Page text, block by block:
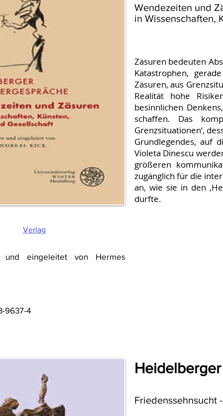
Wendezeiten und
in Wissenschaften,
Zäsuren bedeuten
Katastrophen,
Zäsuren, aus
Realität hohe
besinnlichen
schaffen. Das
Grenzsituationen‘,
Grundlegendes, auf
Violeta Dinescu
größeren
zugänglich für die
an, wie sie in den
durfte.
Verlag
und eingeleitet von Hermes
9637-4
Friedenssehnsucht